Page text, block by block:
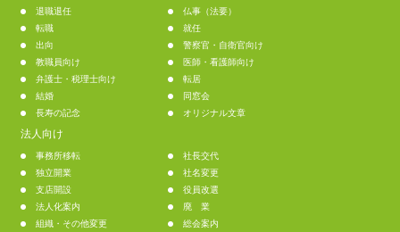
退職退任
仏事（法要）
転職
就任
出向
警察官・自衛官向け
教職員向け
医師・看護師向け
弁護士・税理士向け
転居
結婚
同窓会
長寿の記念
オリジナル文章
法人向け
事務所移転
社長交代
独立開業
社名変更
支店開設
役員改選
法人化案内
廃 業
組織・その他変更
総会案内